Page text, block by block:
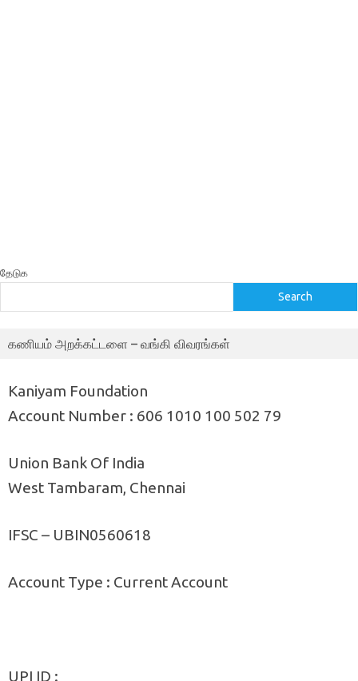
தேடுக
Search
கணியம் அறக்கட்டளை – வங்கி விவரங்கள்
Kaniyam Foundation
Account Number : 606 1010 100 502 79
Union Bank Of India
West Tambaram, Chennai
IFSC – UBIN0560618
Account Type : Current Account
UPI ID :